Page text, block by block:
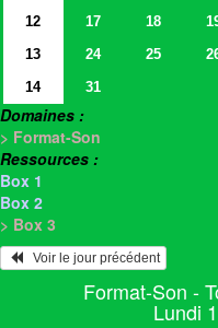
12
17 18
13
24 25
14
31
Domaines :
> Format-Son
Ressources :
Box 1
Box 2
> Box 3
   Voir le jour précédent
Format-Son -
Lundi